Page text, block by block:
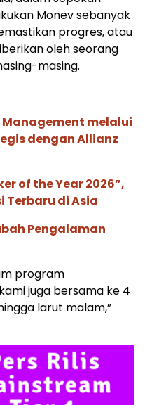
Monev sebanyak
progres, atau
oleh seorang
masing.
Management melalui
dengan Allianz
of the Year 2026”,
Terbaru di Asia
Pengalaman
program
juga bersama ke 4
larut malam,”